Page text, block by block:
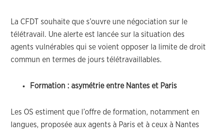
La CFDT souhaite que s’ouvre une négociation sur le
télétravail. Une alerte est lancée sur la situation des
agents vulnérables qui se voient opposer la limite de droit
commun en termes de jours télétravaillables.
Formation : asymétrie entre Nantes et Paris
Les OS estiment que l’offre de formation, notamment en
langues, proposée aux agents à Paris et à ceux à Nantes